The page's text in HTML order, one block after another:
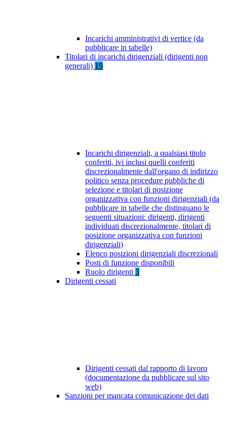
Incarichi amministrativi di vertice (da
pubblicare in tabelle)
Titolari di incarichi dirigenziali (dirigenti non
generali) 19
Incarichi dirigenziali, a qualsiasi titolo
conferiti, ivi inclusi quelli conferiti
discrezionalmente dall'organo di indirizzo
politico senza procedure pubbliche di
selezione e titolari di posizione
organizzativa con funzioni dirigenziali (da
pubblicare in tabelle che distinguano le
seguenti situazioni: dirigenti, dirigenti
individuati discrezionalmente, titolari di
posizione organizzativa con funzioni
dirigenziali)
Elenco posizioni dirigenziali discrezionali
Posti di funzione disponibili
Ruolo dirigenti 3
Dirigenti cessati
Dirigenti cessati dal rapporto di lavoro
(documentazione da pubblicare sul sito
web)
Sanzioni per mancata comunicazione dei dati